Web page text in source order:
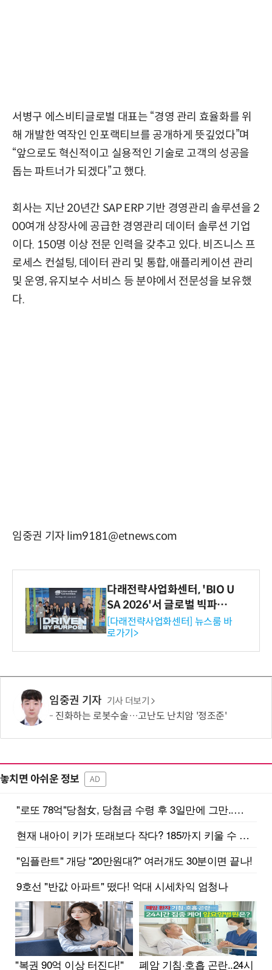
서병구 에스비티글로벌 대표는 “경영 관리 효율화를 위
해 개발한 역작인 인포랙티브를 공개하게 뜻깊었다”며
“앞으로도 혁신적이고 실용적인 기술로 고객의 성공을
돕는 파트너가 되겠다”고 했다.
회사는 지난 20년간 SAP ERP 기반 경영관리 솔루션을 2
00여개 상장사에 공급한 경영관리 데이터 솔루션 기업
이다. 150명 이상 전문 인력을 갖추고 있다. 비즈니스 프
로세스 컨설팅, 데이터 관리 및 통합, 애플리케이션 관리
및 운영, 유지보수 서비스 등 분야에서 전문성을 보유했
다.
임중권 기자 lim9181@etnews.com
다래전략사업화센터, 'BIO U
SA 2026'서 글로벌 빅파마
와의 비즈니스 미팅 지원…K
-바이오 해외 진출 교두보 확
보
[다래전략사업화센터] 뉴스룸 바
로가기>
임중권 기자 기사 더보기
진화하는 로봇수술…고난도 난치암 '정조준'
놓치면 아쉬운 정보 AD